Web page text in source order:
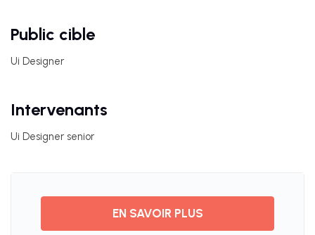
Avis
Public cible
Ui Designer
Intervenants
Ui Designer senior
EN SAVOIR PLUS